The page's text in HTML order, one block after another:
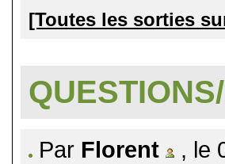
[Toutes les sorties
Par Florent , le